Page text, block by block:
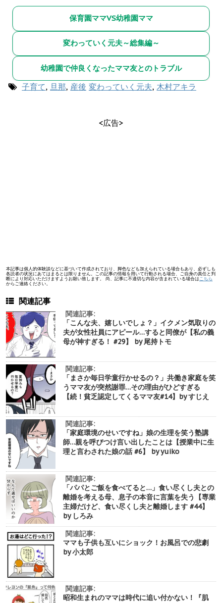
保育園ママVS幼稚園ママ
変わっていく元夫～総集編～
幼稚園で仲良くなったママ友とのトラブル
子育て, 旦那, 産後 変わっていく元夫, 木村アキラ
<広告>
本記事は個人的体験談などに基づいて作成されており、脚色なども加えられている場合もあり、必ずしも
各読者の状況にあてはまるとは限りません。この記事の情報を用いて行動される場合、ご自身の責任と判
断により対応いただけますようお願い致します。 尚、記事に不適切な内容が含まれている場合はこちら
からご連絡ください。
関連記事
関連記事:
「こんな夫、嬉しいでしょ？」イクメン気取りの
夫が女性社員にアピール…すると同僚が【私の義
母が神すぎる！ #29】 by 尾持トモ
関連記事:
「まさか毎日学童行かせるの？」共働き家庭を笑
うママ友が突然謝罪…その理由がひどすぎる
【続！貧乏認定してくるママ友#14】by すじえ
関連記事:
「家庭環境のせいですね」娘の生理を笑う塾講
師…親を呼びつけ言い出したことは【授業中に生
理と言わされた娘の話 #6】 by yuiko
関連記事:
「パパとご飯を食べてると…」食い尽くし夫との
離婚を考える母、息子の本音に言葉を失う【専業
主婦だけど、食い尽くし夫と離婚します #44】
by しろみ
関連記事:
ママも子供も互いにショック！お風呂での悲劇
by 小太郎
関連記事:
昭和生まれのママは時代に追い付かない！『肌